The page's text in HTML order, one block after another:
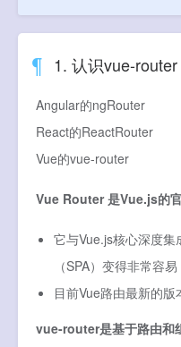
1. 认识vue-router
Angular的ngRouter
React的ReactRouter
Vue的vue-router
Vue Router 是Vue.js的
它与Vue.js核心深度
（SPA）变得非常容易
目前Vue路由最新的版
vue-router是基于路由和